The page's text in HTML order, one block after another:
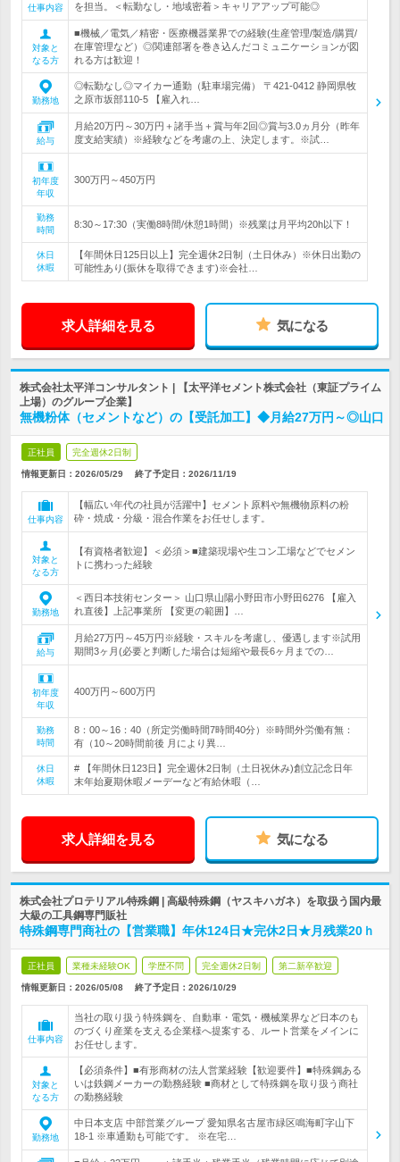
仕事内容
を担当。＜転勤なし・地域密着＞キャリアアップ可能◎
対象と
なる方
■機械／電気／精密・医療機器業界での経験(生産管理/製造/購買/
在庫管理など）◎関連部署を巻き込んだコミュニケーションが図
れる方は歓迎！
勤務地
◎転勤なし◎マイカー通勤（駐車場完備） 〒421-0412 静岡県牧
之原市坂部110-5 【雇入れ…
給与
月給20万円～30万円＋諸手当＋賞与年2回◎賞与3.0ヵ月分（昨年
度支給実績）※経験などを考慮の上、決定します。※試…
初年度
年収
300万円～450万円
勤務
時間
8:30～17:30（実働8時間/休憩1時間）※残業は月平均20h以下！
休日
休暇
【年間休日125日以上】完全週休2日制（土日休み）※休日出勤の
可能性あり(振休を取得できます)※会社…
求人詳細を見る 気になる
株式会社太平洋コンサルタント | 【太平洋セメント株式会社（東証プライム
上場）のグループ企業】
無機粉体（セメントなど）の【受託加工】◆月給27万円～◎山口
正社員 完全週休2日制
情報更新日：2026/05/29 終了予定日： 2026/11/19
仕事内容
【幅広い年代の社員が活躍中】セメント原料や無機物原料の粉
砕・焼成・分級・混合作業をお任せします。
対象と
なる方
【有資格者歓迎】＜必須＞■建築現場や生コン工場などでセメン
トに携わった経験
勤務地
＜西日本技術センター＞ 山口県山陽小野田市小野田6276 【雇入
れ直後】上記事業所 【変更の範囲】…
給与
月給27万円～45万円※経験・スキルを考慮し、優遇します※試用
期間3ヶ月(必要と判断した場合は短縮や最長6ヶ月までの…
初年度
年収
400万円～600万円
勤務
時間
8：00～16：40（所定労働時間7時間40分）※時間外労働有無：
有（10～20時間前後 月により異…
休日
休暇
# 【年間休日123日】完全週休2日制（土日祝休み)創立記念日年
末年始夏期休暇メーデーなど有給休暇（…
求人詳細を見る 気になる
株式会社プロテリアル特殊鋼 | 高級特殊鋼（ヤスキハガネ）を取扱う国内最
大級の工具鋼専門販社
特殊鋼専門商社の【営業職】年休124日★完休2日★月残業20ｈ
正社員 業種未経験OK 学歴不問 完全週休2日制 第二新卒歓迎
情報更新日：2026/05/08 終了予定日： 2026/10/29
仕事内容
当社の取り扱う特殊鋼を、自動車・電気・機械業界など日本のも
のづくり産業を支える企業様へ提案する、ルート営業をメインに
お任せします。
対象と
なる方
【必須条件】■有形商材の法人営業経験【歓迎要件】■特殊鋼ある
いは鉄鋼メーカーの勤務経験 ■商材として特殊鋼を取り扱う商社
の勤務経験
勤務地
中日本支店 中部営業グループ 愛知県名古屋市緑区鳴海町字山下
18-1 ※車通勤も可能です。 ※在宅…